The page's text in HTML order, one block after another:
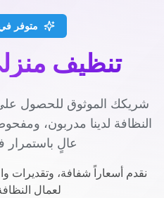
متوفر
تنظيف
شريكك الموثوق للحصول
النظافة لدينا مدربون،
عالٍ باستمرار
نقدم أسعاراً شفافة، وتقديرات
لعمال